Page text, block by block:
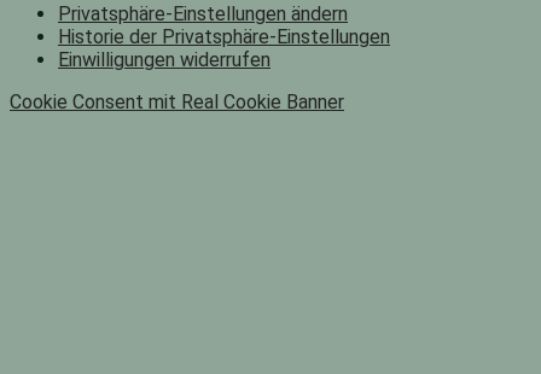
Privatsphäre-Einstellungen ändern
Historie der Privatsphäre-Einstellungen
Einwilligungen widerrufen
Cookie Consent mit Real Cookie Banner